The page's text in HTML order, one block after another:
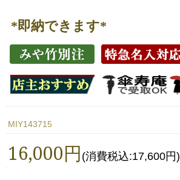
*即納できます*
MIY143715
16,000円 (消費税込:17,600円)